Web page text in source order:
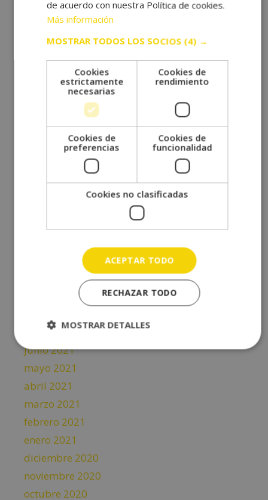
abril 2023
febrero 2023
diciembre 2022
octubre 2022
septiembre 2022
agosto 2022
junio 2022
mayo 2022
marzo 2022
noviembre 2021
octubre 2021
septiembre 2021
julio 2021
junio 2021
mayo 2021
abril 2021
marzo 2021
febrero 2021
enero 2021
diciembre 2020
noviembre 2020
octubre 2020
de acuerdo con nuestra Política de cookies.
Más información
MOSTRAR TODOS LOS SOCIOS (4) →
Cookies
estrictamente
necesarias
Cookies de
rendimiento
Cookies de
preferencias
Cookies de
funcionalidad
Cookies no clasificadas
ACEPTAR TODO
RECHAZAR TODO
MOSTRAR DETALLES